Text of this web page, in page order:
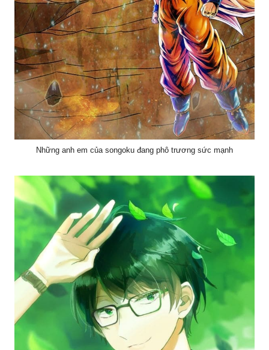
Những anh em của songoku đang phô trương sức mạnh